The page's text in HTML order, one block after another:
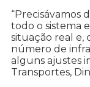
“Precisávamos
todo o sistema
situação real e,
número de
alguns ajustes
Transportes,